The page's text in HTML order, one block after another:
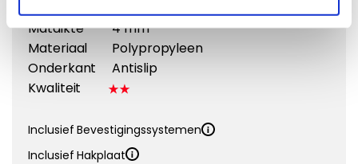
Matdikte
4 mm
Materiaal
Polypropyleen
Onderkant
Antislip
Kwaliteit
Inclusief Bevestigingssystemen
Inclusief Hakplaat